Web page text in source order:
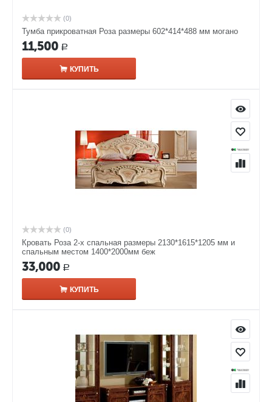
(0)
Тумба прикроватная Роза размеры 602*414*488 мм могано
11,500 Р
КУПИТЬ
(0)
Кровать Роза 2-х спальная размеры 2130*1615*1205 мм и
спальным местом 1400*2000мм беж
33,000 Р
КУПИТЬ